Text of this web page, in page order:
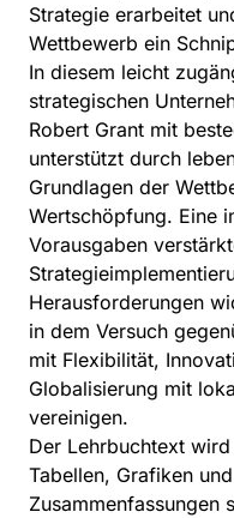
Strategie erarbeitet
Wettbewerb ein
In diesem leicht
strategischen
Robert Grant mit
unterstützt durch
Grundlagen der
Wertschöpfung. Eine
Vorausgaben
Herausforderungen
in dem Versuch
mit Flexibilität,
Globalisierung mit
vereinigen.
Der Lehrbuchtext
Tabellen, Grafiken
Zusammenfassungen